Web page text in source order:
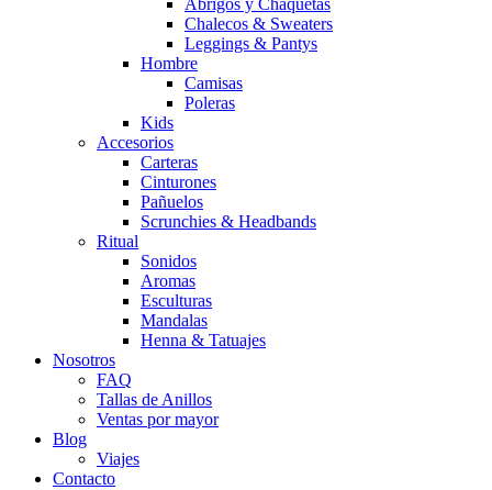
Abrigos y Chaquetas
Chalecos & Sweaters
Leggings & Pantys
Hombre
Camisas
Poleras
Kids
Accesorios
Carteras
Cinturones
Pañuelos
Scrunchies & Headbands
Ritual
Sonidos
Aromas
Esculturas
Mandalas
Henna & Tatuajes
Nosotros
FAQ
Tallas de Anillos
Ventas por mayor
Blog
Viajes
Contacto